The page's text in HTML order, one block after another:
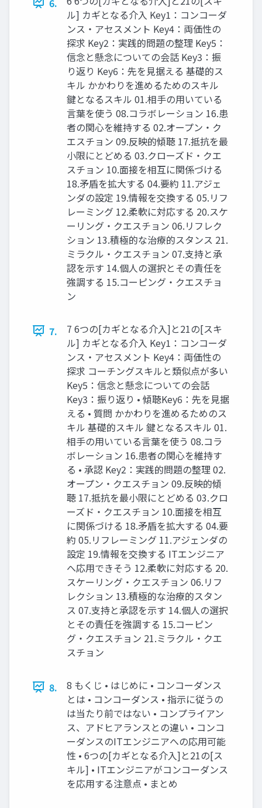
ル] カギとなる介入 Key1：コンコーダ
ンス・アセスメント Key4：両価性の
探求 Key2：実践的問題の整理 Key5：
信念と懸念についての会話 Key3：振
り返り Key6：先を見据える 基礎的ス
キル かかわりを進めるためのスキル
鍵となるスキル 01.相手の用いている
言葉を使う 08.コラボレーション 16.患
者の関心を維持する 02.オープン・ク
エスチョン 09.反映的傾聴 17.抵抗を最
小限にとどめる 03.クローズド・クエ
スチョン 10.面接を相互に関係づける
18.矛盾を拡大する 04.要約 11.アジェ
ンダの設定 19.情報を交換する 05.リフ
レーミング 12.柔軟に対応する 20.スケ
ーリング・クエスチョン 06.リフレク
ション 13.積極的な治療的スタンス 21.
ミラクル・クエスチョン 07.支持と承
認を示す 14.個人の選択とその責任を
強調する 15.コーピング・クエスチョ
ン
7.
7 6つの[カギとなる介入]と21の[スキ
ル] カギとなる介入 Key1：コンコーダ
ンス・アセスメント Key4：両価性の
探求 コーチングスキルと類似点が多い
Key5：信念と懸念についての会話
Key3：振り返り • 傾聴Key6：先を見据
える • 質問 かかわりを進めるためのス
キル 基礎的スキル 鍵となるスキル 01.
相手の用いている言葉を使う 08.コラ
ボレーション 16.患者の関心を維持す
る • 承認 Key2：実践的問題の整理 02.
オープン・クエスチョン 09.反映的傾
聴 17.抵抗を最小限にとどめる 03.クロ
ーズド・クエスチョン 10.面接を相互
に関係づける 18.矛盾を拡大する 04.要
約 05.リフレーミング 11.アジェンダの
設定 19.情報を交換する ITエンジニア
へ応用できそう 12.柔軟に対応する 20.
スケーリング・クエスチョン 06.リフ
レクション 13.積極的な治療的スタン
ス 07.支持と承認を示す 14.個人の選択
とその責任を強調する 15.コーピン
グ・クエスチョン 21.ミラクル・クエ
スチョン
8.
8 もくじ • はじめに • コンコーダンス
とは • コンコーダンス • 指示に従うの
は当たり前ではない • コンプライアン
ス、アドヒアランスとの違い • コンコ
ーダンスのITエンジニアへの応用可能
性 • 6つの[カギとなる介入]と21の[ス
キル] • ITエンジニアがコンコーダンス
を応用する注意点 • まとめ